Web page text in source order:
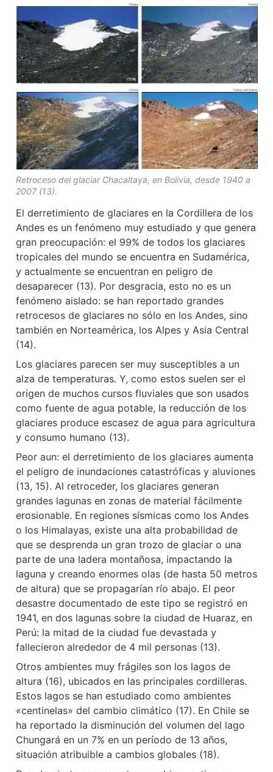
Retroceso del glaciar Chacaltaya, en Bolivia, desde 1940 a
2007 (13).
El derretimiento de glaciares en la Cordillera de los
Andes es un fenómeno muy estudiado y que genera
gran preocupación: el 99% de todos los glaciares
tropicales del mundo se encuentra en Sudamérica,
y actualmente se encuentran en peligro de
desaparecer (13). Por desgracia, esto no es un
fenómeno aislado: se han reportado grandes
retrocesos de glaciares no sólo en los Andes, sino
también en Norteamérica, los Alpes y Asia Central
(14).
Los glaciares parecen ser muy susceptibles a un
alza de temperaturas. Y, como estos suelen ser el
origen de muchos cursos fluviales que son usados
como fuente de agua potable, la reducción de los
glaciares produce escasez de agua para agricultura
y consumo humano (13).
Peor aun: el derretimiento de los glaciares aumenta
el peligro de inundaciones catastróficas y aluviones
(13, 15). Al retroceder, los glaciares generan
grandes lagunas en zonas de material fácilmente
erosionable. En regiones sísmicas como los Andes
o los Himalayas, existe una alta probabilidad de
que se desprenda un gran trozo de glaciar o una
parte de una ladera montañosa, impactando la
laguna y creando enormes olas (de hasta 50 metros
de altura) que se propagarían río abajo. El peor
desastre documentado de este tipo se registró en
1941, en dos lagunas sobre la ciudad de Huaraz, en
Perú: la mitad de la ciudad fue devastada y
fallecieron alrededor de 4 mil personas (13).
Otros ambientes muy frágiles son los lagos de
altura (16), ubicados en las principales cordilleras.
Estos lagos se han estudiado como ambientes
«centinelas» del cambio climático (17). En Chile se
ha reportado la disminución del volumen del lago
Chungará en un 7% en un período de 13 años,
situación atribuible a cambios globales (18).